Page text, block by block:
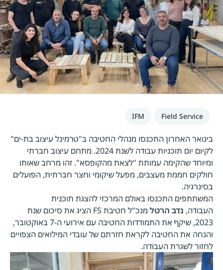
Field Service
IFM
בינואר האחרון התכנסו מנהלי החטיבה ב"טרמינל עיצוב בת-ים"
לקיום יום תוכניות עבודה לשנת 2024. מתחם עיצוב חברתי
ומיוחד שהקימה עמותת "לצאת מהקופסא". זהו מרחב שאותו
חולקים חממת מעצבים, מפעל שיקומי וחצר חברתית, הפועלים
בסינרגיה.
המשתתפים התכנסו באולם המרכזי להצגת תוכנית
העבודה, נדב הרטל
מנכ"ל חטיבת FS הציג את סיכום שנת
2023, שיקף את התמודדות החטיבה עם אירועי ה-7 באוקטובר,
והנחה את החטיבה לקראת חזרתם של עובדי המילואים הצפויים
לחזור לשגרת העבודה.